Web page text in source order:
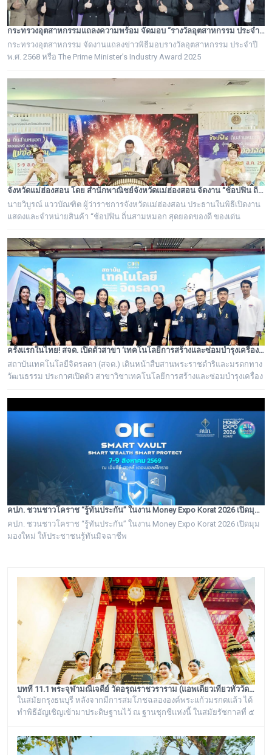
กระทรวงอุตสาหกรรมแถลงความพร้อม จัดมอบ “รางวัลอุตสาหกรรม ประจำปี พ.ศ. 2568” เชิดชูผู้ประกอบการต้นแบบ ยกระดับอุตสาหกรรมไทยสู่ความเป็นเลิศอย่างยั่งยืน
กระทรวงอุตสาหกรรม จัดงานแถลงข่าวพิธีมอบรางวัลอุตสาหกรรม ประจำปี
พ.ศ. 2568 หรือ The Prime Minister’s Industry Award 2025
จังหวัดแม่ฮ่องสอน โดย สำนักพาณิชย์จังหวัดแม่ฮ่องสอน จัดงาน “ช้อปฟิน ถิ่นสามหมอก สุดยอดของดี ของเด่น แม่ฮ่องสอน”
นายวิบูรณ์ แววบัณฑิต ผู้ว่าราชการจังหวัดแม่ฮ่องสอน ประธานในพิธีเปิดงาน
แสดงและจำหน่ายสินค้า “ช้อปฟิน ถิ่นสามหมอก สุดยอดของดี ของเด่น
ครั้งแรกในไทย! สจด. เปิดตัวสาขา ‘เทคโนโลยีการสร้างและซ่อมบำรุงเครื่องดนตรีไทย’ ถอดรหัสภูมิปัญญาปราชญ์ชาวบ้าน ยกระดับช่างดนตรีไทยสู่มืออาชีพ
สถาบันเทคโนโลยีจิตรลดา (สจด.) เดินหน้าสืบสานพระราชดำริและมรดกทาง
วัฒนธรรม ประกาศเปิดตัว สาขาวิชาเทคโนโลยีการสร้างและซ่อมบำรุงเครื่อง
"องค์ความรู้และศาสตร์จากปราชญ์ชาวบ้าน" เข้ากับระบบการเรียนการสอน
มาตรฐานวิชาชีพ มุ่งแก้ปัญหาการขาดแคลนช่างผู้เชี่ยวชาญ
คปภ. ชวนชาวโคราช “รู้ทันประกัน” ในงาน Money Expo Korat 2026 เปิดมุมมองใหม่ ให้ประชาชนรู้ทันมิจฉาชีพ
คปภ. ชวนชาวโคราช “รู้ทันประกัน” ในงาน Money Expo Korat 2026 เปิดมุม
มองใหม่ ให้ประชาชนรู้ทันมิจฉาชีพ
บทที่ 11.1 พระจุฬามณีเจดีย์ วัดอรุณราชวราราม (แอพเดียวเที่ยวทั่ววัดอรุณ)
ในสมัยกรุงธนบุรี หลังจากมีการสมโภชฉลององค์พระแก้วมรกตแล้ว ได้
ทำพิธีอัญเชิญเข้ามาประดิษฐานไว้ ณ ฐานชุกชีแห่งนี้ ในสมัยรัชกาลที่ ๕
บ้านได้เรียกเพี้ยนกันไปว่า “วิหารพระเขี้ยวแก้ว” พระจุฬามณีเจดีย์องค์นี้
เป็นสิ่งศักดิ์สิทธิ์ของวัดอรุณราชวราราม ที่ชาวบ้านในละแวกนี้ให้ความ